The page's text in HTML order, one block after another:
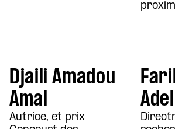
Djaili Amadou
Amal
Autrice, et prix